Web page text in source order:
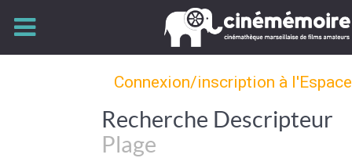
Connexion/inscription à
Recherche Descripteur
Plage